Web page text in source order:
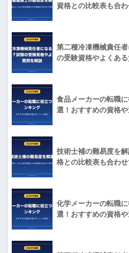
資格との比較表も合わ
第二種冷凍機械責任
の受験資格やよくあ
食品メーカーの転職
選！おすすめの資格
技術士補の難易度を
格との比較表も合わせ
化学メーカーの転職
選！おすすめの資格